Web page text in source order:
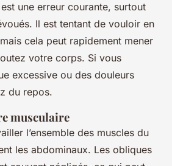
une erreur courante, surtout
Il est tentant de vouloir en
cela peut rapidement mener
votre corps. Si vous
excessive ou des douleurs
du repos.
musculaire
l’ensemble des muscles du
les abdominaux. Les obliques